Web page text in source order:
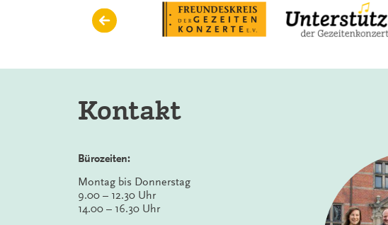
Kontakt
Bürozeiten:
Montag bis Donnerstag
9.00 – 12.30 Uhr
14.00 – 16.30 Uhr